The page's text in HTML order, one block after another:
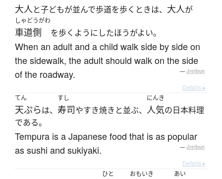
大人と子どもが並んで歩道を歩くときは、 大人が
しゃどうがわ
車道側 を歩くようにしたほうがよい。
When an adult and a child walk side by side on
the sidewalk, the adult should walk on the side
of the roadway.
— Jreibun
Details ▸
てん
天ぷらは、
すし
寿司やすき焼きと並ぶ、
にんき
人気の日本料理
である。
Tempura is a Japanese food that is as popular
as sushi and sukiyaki.
— Jreibun
Details ▸
ひと おもいき あい